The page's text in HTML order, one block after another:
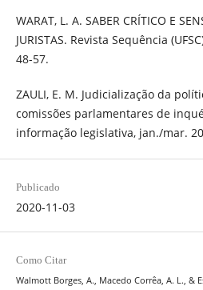
WARAT, L. A. SABER CRÍTICO E
JURISTAS. Revista Sequência
48-57.
ZAULI, E. M. Judicialização da
comissões parlamentares de
informação legislativa, jan./mar.
Publicado
2020-11-03
Como Citar
Walmott Borges, A., Macedo Corrêa, A. L., &